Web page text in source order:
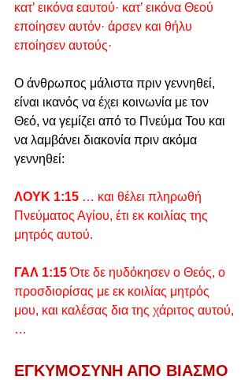
κατ’ εικόνα εαυτού· κατ’ εικόνα Θεού
εποίησεν αυτόν· άρσεν και θήλυ
εποίησεν αυτούς·
Ο άνθρωπος μάλιστα πριν γεννηθεί,
είναι ικανός να έχει κοινωνία με τον
Θεό, να γεμίζει από το Πνεύμα Του και
να λαμβάνει διακονία πριν ακόμα
γεννηθεί:
ΛΟΥΚ 1:15 … και θέλει πληρωθή
Πνεύματος Αγίου, έτι εκ κοιλίας της
μητρός αυτού.
ΓΑΛ 1:15 Ότε δε ηυδόκησεν ο Θεός, ο
προσδιορίσας με εκ κοιλίας μητρός
μου, και καλέσας δια της χάριτος αυτού,
…
ΕΓΚΥΜΟΣΥΝΗ ΑΠΟ ΒΙΑΣΜΟ